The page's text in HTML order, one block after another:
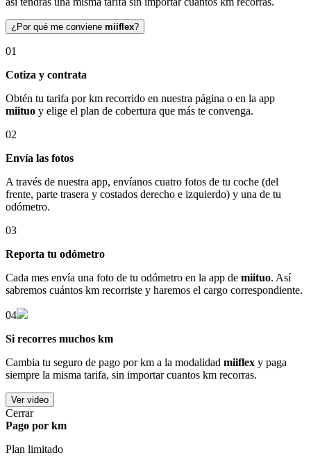
¿Por qué me conviene miiflex?
01
Cotiza y contrata
Obtén tu tarifa por km recorrido en nuestra página o en la app
miituo y elige el plan de cobertura que más te convenga.
02
Envía las fotos
A través de nuestra app, envíanos cuatro fotos de tu coche (del
frente, parte trasera y costados derecho e izquierdo) y una de tu
odómetro.
03
Reporta tu odómetro
Cada mes envía una foto de tu odómetro en la app de miituo. Así
sabremos cuántos km recorriste y haremos el cargo correspondiente.
04
Si recorres muchos km
Cambia tu seguro de pago por km a la modalidad miiflex y paga
siempre la misma tarifa, sin importar cuantos km recorras.
Ver video
Cerrar
Pago por km
Plan limitado